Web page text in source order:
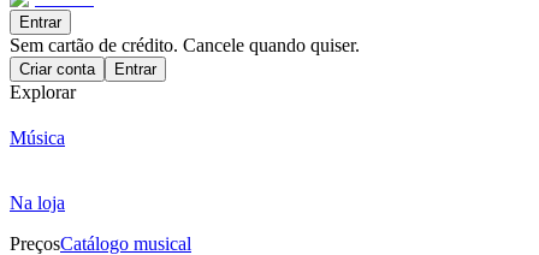
Entrar
Sem cartão de crédito. Cancele quando quiser.
Criar conta Entrar
Explorar
Música
Na loja
PreçosCatálogo musical